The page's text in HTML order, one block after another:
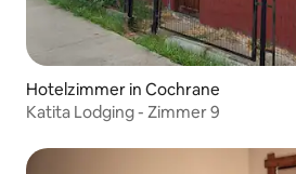
Hotelzimmer in Cochrane
Katita Lodging - Zimmer 9